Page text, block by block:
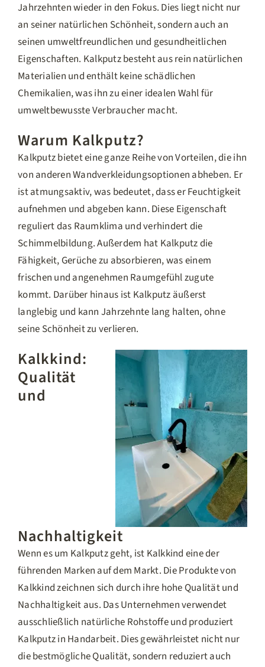
Jahrzehnten wieder in den Fokus. Dies liegt nicht nur
an seiner natürlichen Schönheit, sondern auch an
seinen umweltfreundlichen und gesundheitlichen
Eigenschaften. Kalkputz besteht aus rein natürlichen
Materialien und enthält keine schädlichen
Chemikalien, was ihn zu einer idealen Wahl für
umweltbewusste Verbraucher macht.
Warum Kalkputz?
Kalkputz bietet eine ganze Reihe von Vorteilen, die ihn
von anderen Wandverkleidungsoptionen abheben. Er
ist atmungsaktiv, was bedeutet, dass er Feuchtigkeit
aufnehmen und abgeben kann. Diese Eigenschaft
reguliert das Raumklima und verhindert die
Schimmelbildung. Außerdem hat Kalkputz die
Fähigkeit, Gerüche zu absorbieren, was einem
frischen und angenehmen Raumgefühl zugute
kommt. Darüber hinaus ist Kalkputz äußerst
langlebig und kann Jahrzehnte lang halten, ohne
seine Schönheit zu verlieren.
Kalkkind:
Qualität
und
Nachhaltigkeit
Wenn es um Kalkputz geht, ist Kalkkind eine der
führenden Marken auf dem Markt. Die Produkte von
Kalkkind zeichnen sich durch ihre hohe Qualität und
Nachhaltigkeit aus. Das Unternehmen verwendet
ausschließlich natürliche Rohstoffe und produziert
Kalkputz in Handarbeit. Dies gewährleistet nicht nur
die bestmögliche Qualität, sondern reduziert auch